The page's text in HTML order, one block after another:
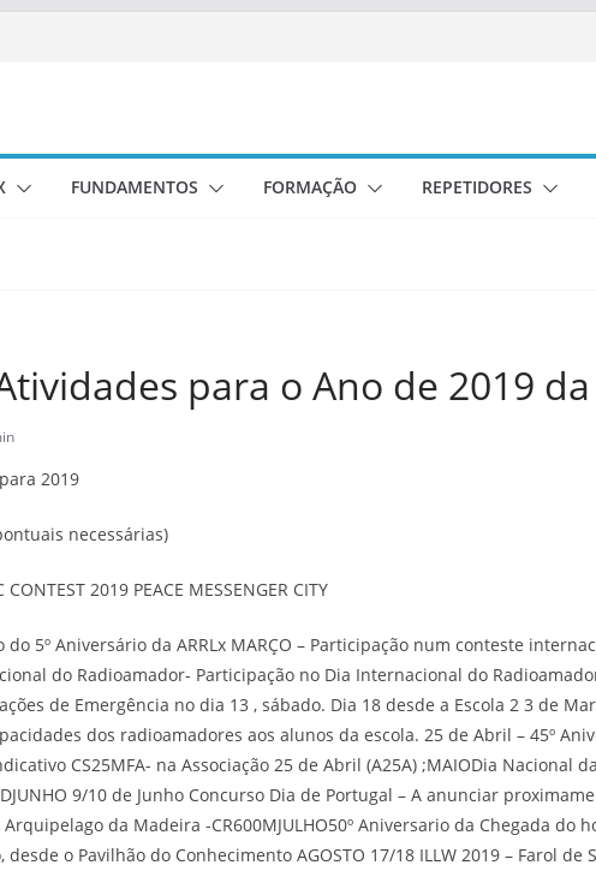
FUNDAMENTOS FORMAÇÃO REPETIDORES
para o Ano de 2019 da
2019
necessárias)
2019 PEACE MESSENGER CITY
do 5º Aniversário da ARRLx MARÇO – Participação num conteste
do Radioamador- Participação no Dia Internacional do
de Emergência no dia 13 , sábado. Dia 18 desde a Escola 2 3 de
dos radioamadores aos alunos da escola. 25 de Abril – 45º
CS25MFA- na Associação 25 de Abril (A25A) ;MAIODia Nacional
9/10 de Junho Concurso Dia de Portugal – A anunciar
da Madeira -CR600MJULHO50º Aniversario da Chegada do
desde o Pavilhão do Conhecimento AGOSTO 17/18 ILLW 2019 – Farol de